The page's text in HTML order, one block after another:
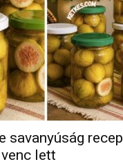
savanyúság
lett